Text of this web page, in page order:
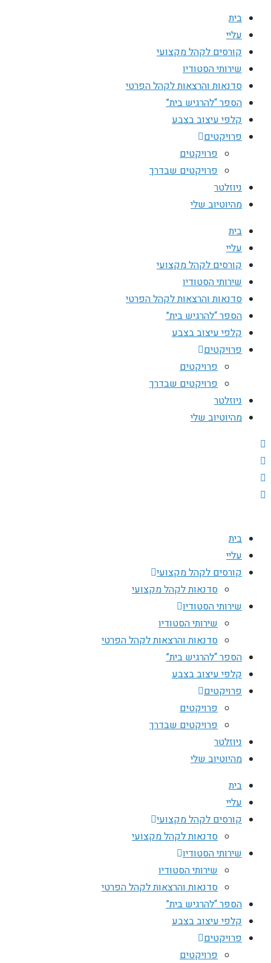
בית
עליי
קורסים לקהל מקצועי
שירותי הסטודיו
סדנאות והרצאות לקהל הפרטי
הספר “להרגיש בית”
קלפי עיצוב בצבע
פרויקטים
פרויקטים
פרויקטים שבדרך
ניוזלטר
מהיוטיוב שלי
בית
עליי
קורסים לקהל מקצועי
שירותי הסטודיו
סדנאות והרצאות לקהל הפרטי
הספר “להרגיש בית”
קלפי עיצוב בצבע
פרויקטים
פרויקטים
פרויקטים שבדרך
ניוזלטר
מהיוטיוב שלי
בית
עליי
קורסים לקהל מקצועי
סדנאות לקהל מקצועי
שירותי הסטודיו
שירותי הסטודיו
סדנאות והרצאות לקהל הפרטי
הספר “להרגיש בית”
קלפי עיצוב בצבע
פרויקטים
פרויקטים
פרויקטים שבדרך
ניוזלטר
מהיוטיוב שלי
בית
עליי
קורסים לקהל מקצועי
סדנאות לקהל מקצועי
שירותי הסטודיו
שירותי הסטודיו
סדנאות והרצאות לקהל הפרטי
הספר “להרגיש בית”
קלפי עיצוב בצבע
פרויקטים
פרויקטים